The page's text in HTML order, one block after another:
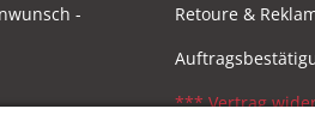
-
Retoure &
*** Vertrag